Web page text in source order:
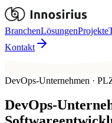
BranchenLösungenProjekte
Kontakt
DevOps-Unternehmen ·
DevOps-